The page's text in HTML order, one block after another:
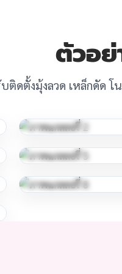
ตัวอ
ติดตั้งมุ้งลวด เหล็กดัด